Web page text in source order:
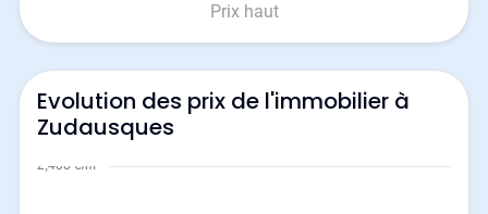
Prix haut
Evolution des prix de l'immobilier à
Zudausques